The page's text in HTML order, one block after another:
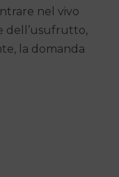
nel vivo
dell’usufrutto,
la domanda